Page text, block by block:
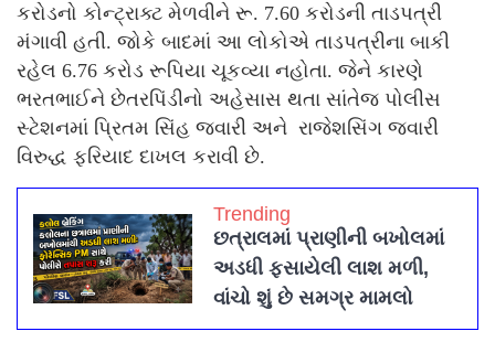
કરોડનો કોન્ટ્રાક્ટ મેળવીને રૂ. 7.60 કરોડની તાડપત્રી
મંગાવી હતી. જોકે બાદમાં આ લોકોએ તાડપત્રીના બાકી
રહેલ 6.76 કરોડ રૂપિયા ચૂકવ્યા નહોતા. જેને કારણે
ભરતભાઈને છેતરપિંડીનો અહેસાસ થતા સાંતેજ પોલીસ
સ્ટેશનમાં પ્રિતમ સિંહ જવારી અને રાજેશસિંગ જવારી
વિરુદ્ધ ફરિયાદ દાખલ કરાવી છે.
Trending
છત્રાલમાં પ્રાણીની બખોલમાં
અડધી ફસાયેલી લાશ મળી,
વાંચો શું છે સમગ્ર મામલો